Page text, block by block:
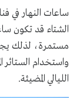
ساعات النهار في
الشتاء قد تكون
مستمرة، لذلك
واستخدام
الليالي المضيئة.